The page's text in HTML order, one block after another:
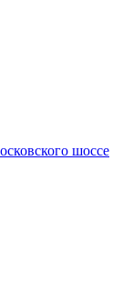
шоссе